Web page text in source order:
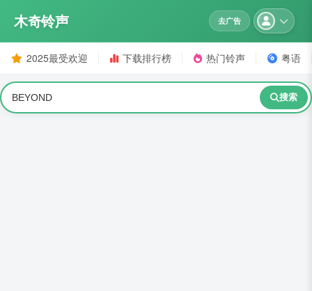
木奇铃声 去广告
2025最受欢迎 下载排行榜 热门铃声 粤语
搜索